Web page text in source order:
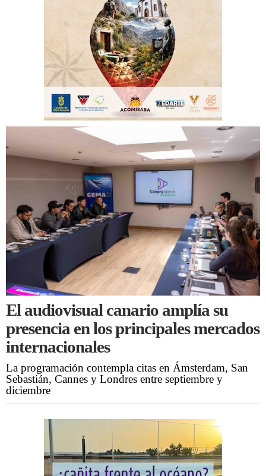
El audiovisual canario amplía su
presencia en los principales mercados
internacionales
La programación contempla citas en Ámsterdam, San
Sebastián, Cannes y Londres entre septiembre y
diciembre